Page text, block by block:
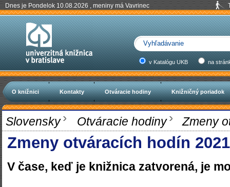
Dnes je Pondelok 10.08.2026 , meniny má Vavrinec
v Katalógu UKB na
O knižnici Kontakty Otváracie hodiny Knižničný poriadok
Slovensky Otváracie hodiny Zmeny
Zmeny otváracích hodín 2021
V čase, keď je knižnica zatvorená, je